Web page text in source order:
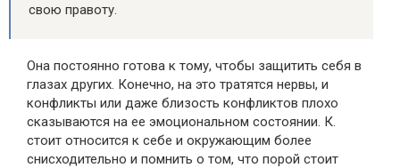
свою правоту.
Она постоянно готова к тому, чтобы защитить себя в
глазах других. Конечно, на это тратятся нервы, и
конфликты или даже близость конфликтов плохо
сказываются на ее эмоциональном состоянии. К.
стоит относится к себе и окружающим более
снисходительно и помнить о том, что порой стоит